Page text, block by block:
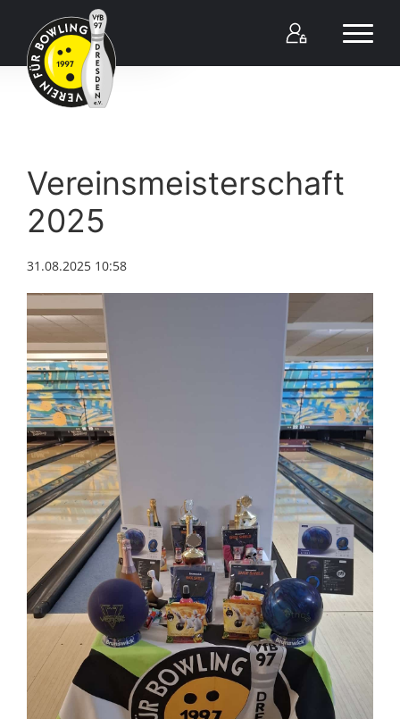
Vereinsmeisterschaft
2025
31.08.2025 10:58